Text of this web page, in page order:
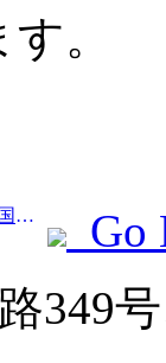
。
Prev:孫イェリ文化観光大臣：観光大国の建設を推進し、質の高い観光商品の供給を充実させる。
Go
349